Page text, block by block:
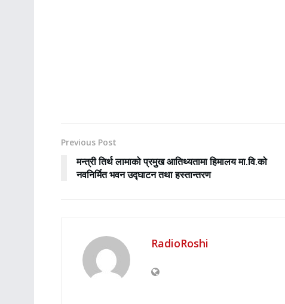
Previous Post
मन्त्री तिर्थ लामाको प्रमुख आतिथ्यतामा हिमालय मा.वि.को
नवनिर्मित भवन उद्घाटन तथा हस्तान्तरण
RadioRoshi